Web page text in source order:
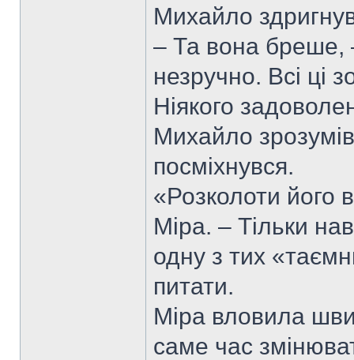
Михайло
– Та вона бреше,
незручно. Всі ці
Ніякого
Михайло
посміхнувся.
«Розколоти його
Міра. – Тільки
одну з тих
питати.
Міра вловила
саме час